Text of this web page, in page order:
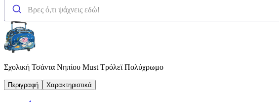
Σχολική Τσάντα Νηπίου Must Τρόλεϊ Πολύχρωμο
Περιγραφή Χαρακτηριστικά